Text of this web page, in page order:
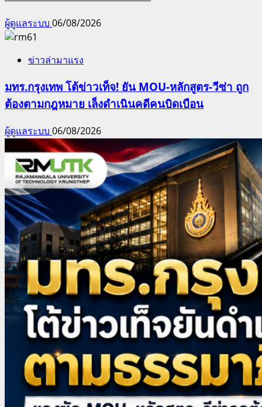
ผู้ดูแลระบบ 06/08/2026
ข่าวล่ามาแรง
มทร.กรุงเทพ โต้ข่าวเท็จ! ยัน MOU-หลักสูตร-วีซ่า ถูก
ต้องตามกฎหมาย เล็งดำเนินคดีคนบิดเบือน
ผู้ดูแลระบบ 06/08/2026